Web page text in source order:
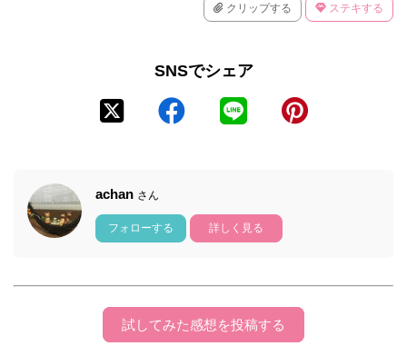
クリップする ステキする
SNSでシェア
achan さん
フォローする 詳しく見る
試してみた感想を投稿する